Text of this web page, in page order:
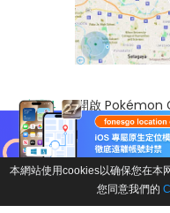
本網站使用cookies以确保您在本
您同意我們的
步驟4： 開啟 Pokémon
步驟5： 如果需要模擬行
線和速度，安全